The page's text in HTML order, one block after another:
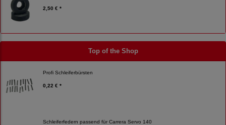
2,50 € *
Top of the Shop
Profi Schleiferbürsten
0,22 € *
Schleiferfedern passend für Carrera Servo 140